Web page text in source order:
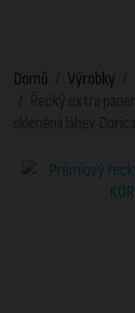
Domů Výrobky